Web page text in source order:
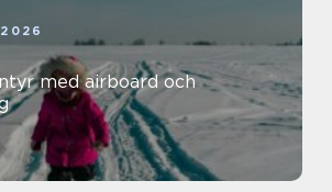
med airboard och